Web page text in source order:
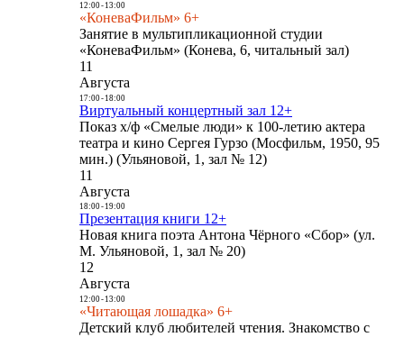
12:00- 13:00
«КоневаФильм» 6+
Занятие в мультипликационной студии
«КоневаФильм» (Конева, 6, читальный зал)
11
Августа
17:00- 18:00
Виртуальный концертный зал 12+
Показ х/ф «Смелые люди» к 100-летию актера
театра и кино Сергея Гурзо (Мосфильм, 1950, 95
мин.) (Ульяновой, 1, зал № 12)
11
Августа
18:00- 19:00
Презентация книги 12+
Новая книга поэта Антона Чёрного «Сбор» (ул.
М. Ульяновой, 1, зал № 20)
12
Августа
12:00- 13:00
«Читающая лошадка» 6+
Детский клуб любителей чтения. Знакомство с